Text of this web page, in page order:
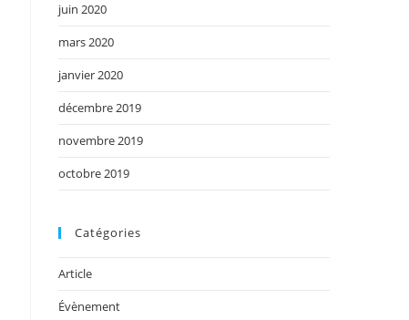
juin 2020
mars 2020
janvier 2020
décembre 2019
novembre 2019
octobre 2019
Catégories
Article
Évènement